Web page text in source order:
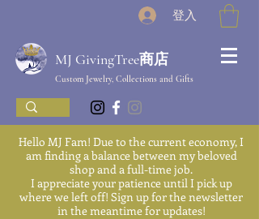
登入
MJ GivingTree商店
Custom Jewelry, Collections and Gifts
Hello MJ Fam! Due to the current economy, I
am finding a balance between my beloved
shop and a full-time job.
I appreciate your patience until I pick up
where we left off! Sign up for the newsletter
in the meantime for updates!